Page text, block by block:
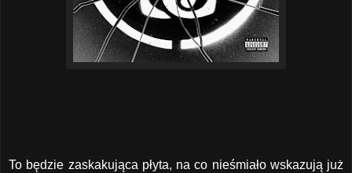
To będzie zaskakująca płyta, na co nieśmiało wskazują już